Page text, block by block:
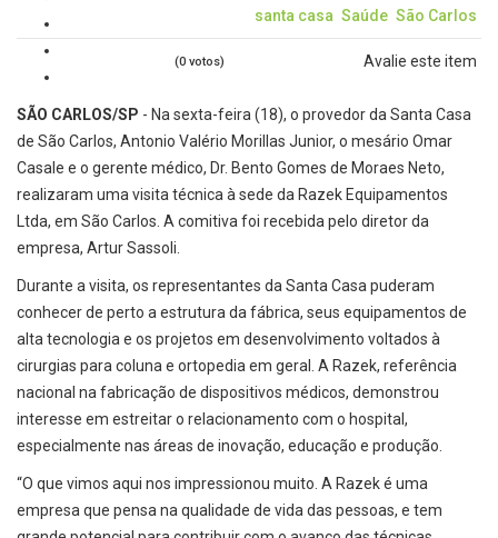
santa casa Saúde São Carlos
Avalie este item
(0 votos)
SÃO CARLOS/SP - Na sexta-feira (18), o provedor da Santa Casa
de São Carlos, Antonio Valério Morillas Junior, o mesário Omar
Casale e o gerente médico, Dr. Bento Gomes de Moraes Neto,
realizaram uma visita técnica à sede da Razek Equipamentos
Ltda, em São Carlos. A comitiva foi recebida pelo diretor da
empresa, Artur Sassoli.
Durante a visita, os representantes da Santa Casa puderam
conhecer de perto a estrutura da fábrica, seus equipamentos de
alta tecnologia e os projetos em desenvolvimento voltados à
cirurgias para coluna e ortopedia em geral. A Razek, referência
nacional na fabricação de dispositivos médicos, demonstrou
interesse em estreitar o relacionamento com o hospital,
especialmente nas áreas de inovação, educação e produção.
“O que vimos aqui nos impressionou muito. A Razek é uma
empresa que pensa na qualidade de vida das pessoas, e tem